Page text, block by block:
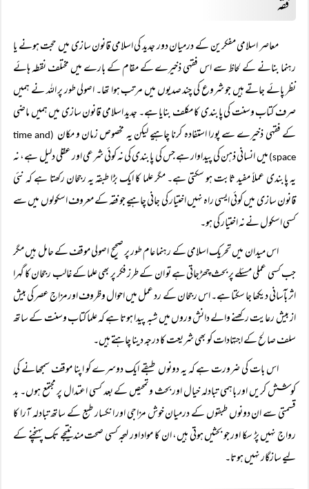
فقہ
معاصر اسلامی مفکرین کے درمیان دور جدید کی اسلامی قانون سازی میں حجت ہونے یا
رہنما بنانے کے لحاظ سے اس فقہی ذخیرے کے مقام کے بارے میں مختلف نقطہ ہائے
نظر پائے جاتے ہیں جو شروع کی چند صدیوں میں مرتب ہوا تھا۔ اصولی طور پر اللہ نے ہمیں
صرف کتاب وسنت کی پابندی کا مکلف بنایا ہے۔ جدید اسلامی قانون سازی میں ہمیں ماضی
کے فقہی ذخیرے سے پورا استفادہ کرنا چاہیے لیکن یہ مخصوص زمان و مکان
(time and
space) میں انسانی ذہن کی پیداوار ہے جس کی پابندی کی نہ کوئی شرعی اور عقلی دلیل ہے، نہ
یہ پابندی عملاً مفید ثابت ہو سکتی ہے۔ مگر علما کا ایک بڑا طبقہ یہ رجحان رکھتا ہے کہ نئی
قانون سازی میں کوئی ایسی راہ نہیں اختیار کی جانی چاہیے جو فقہ کے معروف اسکولوں میں سے
کسی اسکول نے نہ اختیار کی ہو۔
اس میدان میں تحریک اسلامی کے رہنما عام طور پر صحیح اصولی موقف کے حامل ہیں مگر
جب کسی عملی مسئلے پر بحث چھڑجاتی ہے تو ان کے طرز فکر پر بھی علما کے غالب رجحان کا گہرا
اثر بآسانی دیکھا جا سکتا ہے۔ اس رجحان کے رد عمل میں احوال وظروف اورمزاج عصر کی بیش
از بیش رعایت رکھنے والے دانش وروں میں شبہ پیدا ہوتا ہے کہ علما کتاب وسنت کے ساتھ
سلف صالح کے اجتہادات کو بھی شریعت کا درجہ دینا چاہتے ہیں۔
اس بات کی ضرورت ہے کہ یہ دونوں طبقے ایک دوسرے کو اپنا موقف سمجھانے کی
کوشش کریں اور باہمی تبادلہ خیال اور بحث وتمحیص کے بعد کسی اعتدال پر مجتمع ہوں۔ بد
قسمتی سے ان دونوں طبقوں کے درمیان خوش مزاجی اور انکسار طبع کے ساتھ تبادلہ آرا کا
رواج نہیں پڑ سکا اور جو بحثیں ہوتی ہیں، ان کا مواد اور لہجہ کسی صحت مند نتیجے تک پہنچنے کے
لیے سازگار نہیں ہوتا۔